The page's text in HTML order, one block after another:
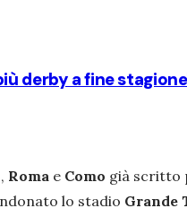
derby a fine
, Roma e Como già scritto
lo stadio Grande